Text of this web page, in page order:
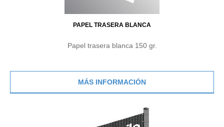
PAPEL TRASERA BLANCA
Papel trasera blanca 150 gr.
MÁS INFORMACIÓN